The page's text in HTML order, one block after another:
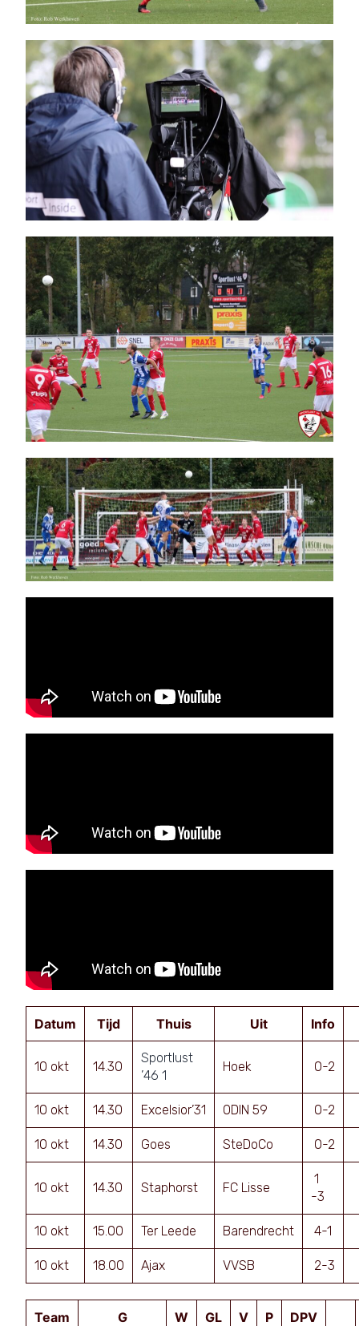
Datum Tijd Thuis Uit Info
10 okt 14.30
Sportlust
’46 1
Hoek 0-2
10 okt 14.30 Excelsior’31 ODIN 59 0-2
10 okt 14.30 Goes SteDoCo 0-2
10 okt 14.30 Staphorst FC Lisse
1
-3
10 okt 15.00 Ter Leede Barendrecht 4-1
10 okt 18.00 Ajax VVSB 2-3
Team G W GL V P DPV